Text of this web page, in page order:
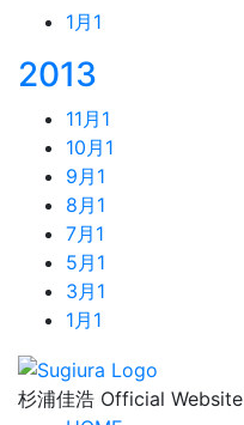
1月 1
2013
11月 1
10月 1
9月 1
8月 1
7月 1
5月 1
3月 1
1月 1
杉浦佳浩 Official Website